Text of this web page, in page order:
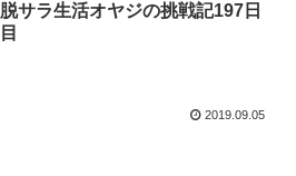
脱サラ生活オヤジの挑戦記197日
目
2019.09.05